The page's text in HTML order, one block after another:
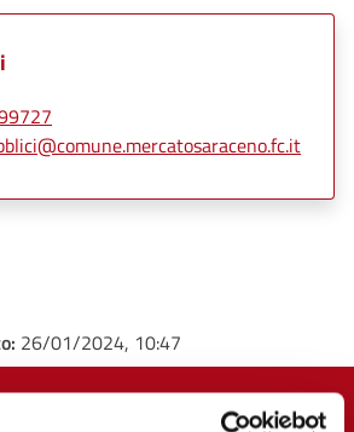
26/01/2024, 10:47